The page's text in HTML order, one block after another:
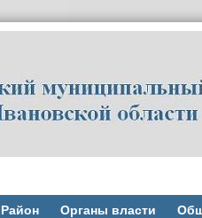
Район Органы власти